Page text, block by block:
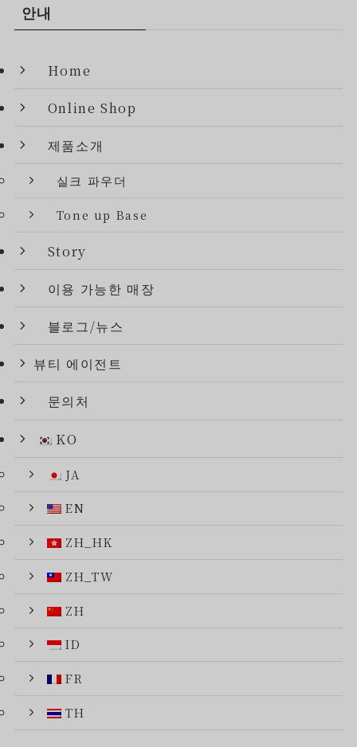
안내
Home
Online Shop
제품소개
실크 파우더
Tone up Base
Story
이용 가능한 매장
블로그/뉴스
뷰티 에이전트
문의처
KO
JA
EN
ZH_HK
ZH_TW
ZH
ID
FR
TH